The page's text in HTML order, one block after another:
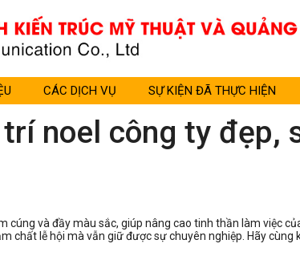
CÁC DỊCH VỤ SỰ KIỆN ĐÃ THỰC HIỆN
noel công ty đẹp,
cúng và đầy màu sắc, giúp nâng cao tinh thần làm việc
chất lễ hội mà vẫn giữ được sự chuyên nghiệp. Hãy